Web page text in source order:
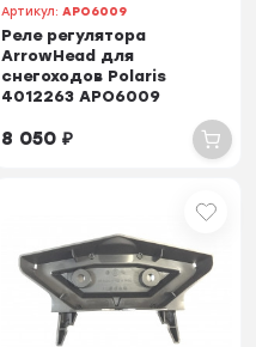
Артикул:APO6009
Реле регулятора
ArrowHead для
снегоходов Polaris
4012263 APO6009
8 050₽